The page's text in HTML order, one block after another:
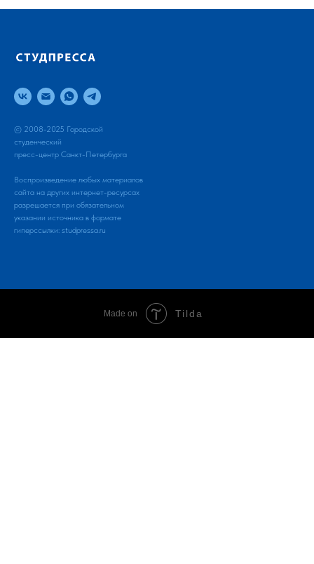
© 2008-2025 Городской
студенческий
пресс-центр Санкт-Петербурга
Воспроизведение любых материалов
сайта на других интернет-ресурсах
разрешается при обязательном
указании источника в формате
гиперссылки: studpressa.ru
Made on Tilda